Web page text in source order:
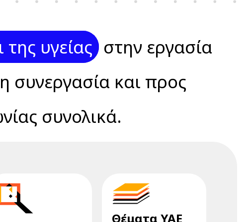
υγείας στην εργασία
συνεργασία και προς
συνολικά.
Θέματα ΥΑΕ